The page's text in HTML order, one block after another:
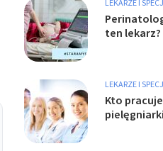
LEKARZE I
ten lekarz?
LEKARZE I
Kto